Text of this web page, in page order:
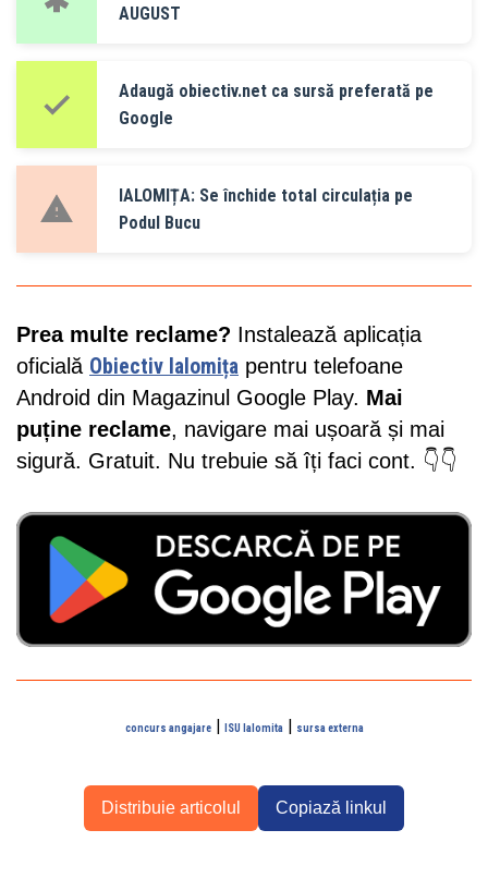
AUGUST
Adaugă obiectiv.net ca sursă preferată pe
Google
IALOMIȚA: Se închide total circulația pe
Podul Bucu
Prea multe reclame? Instalează aplicația
oficială Obiectiv Ialomița pentru telefoane
Android din Magazinul Google Play. Mai
puține reclame, navigare mai ușoară și mai
sigură. Gratuit. Nu trebuie să îți faci cont. 👇👇
concurs angajare| ISU Ialomita| sursa externa
Distribuie articolul Copiază linkul